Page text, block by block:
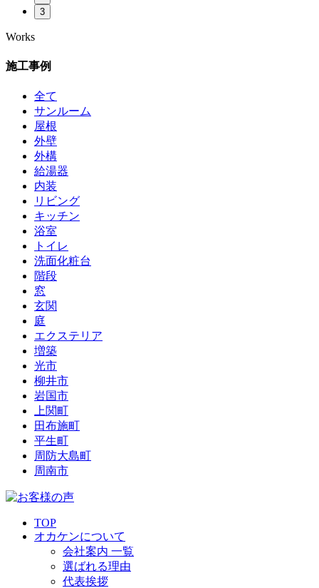
3
Works
施工事例
全て
サンルーム
屋根
外壁
外構
給湯器
内装
リビング
キッチン
浴室
トイレ
洗面化粧台
階段
窓
玄関
庭
エクステリア
増築
光市
柳井市
岩国市
上関町
田布施町
平生町
周防大島町
周南市
TOP
オカケンについて
会社案内 一覧
選ばれる理由
代表挨拶